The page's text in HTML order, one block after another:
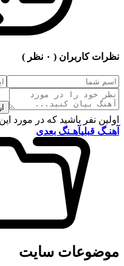
نظرات کاربران ( ۰ نظر )
اولین نفر باشید که در مورد
آهنـگ قبلیآهـنگ بعدی
موضوعات سایت